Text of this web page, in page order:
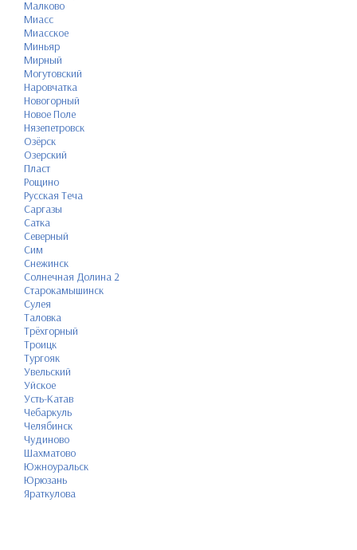
Малково
Миасс
Миасское
Миньяр
Мирный
Могутовский
Наровчатка
Новогорный
Новое Поле
Нязепетровск
Озёрск
Озерский
Пласт
Рощино
Русская Теча
Саргазы
Сатка
Северный
Сим
Снежинск
Солнечная Долина 2
Старокамышинск
Сулея
Таловка
Трёхгорный
Троицк
Тургояк
Увельский
Уйское
Усть-Катав
Чебаркуль
Челябинск
Чудиново
Шахматово
Южноуральск
Юрюзань
Яраткулова